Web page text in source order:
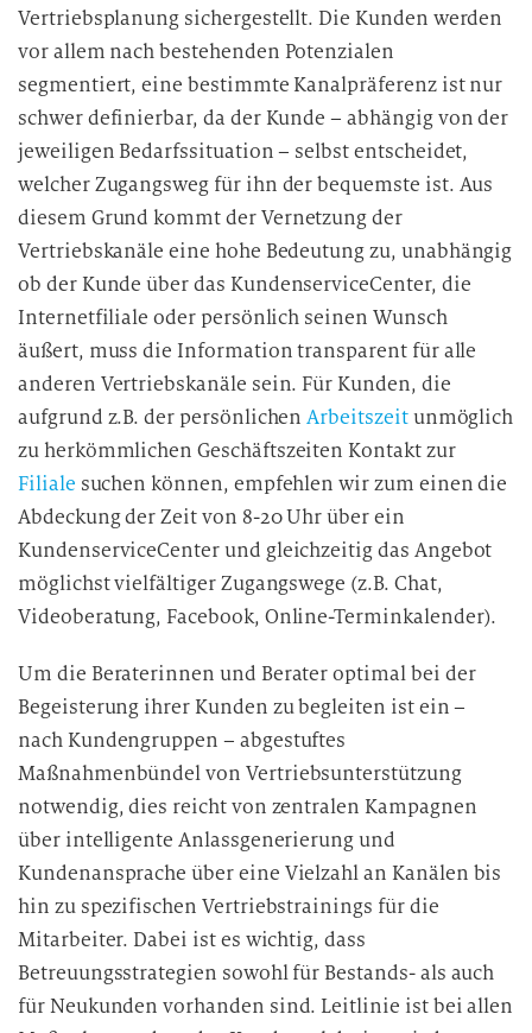
Vertriebsplanung sichergestellt. Die Kunden werden
vor allem nach bestehenden Potenzialen
segmentiert, eine bestimmte Kanalpräferenz ist nur
schwer definierbar, da der Kunde – abhängig von der
jeweiligen Bedarfssituation – selbst entscheidet,
welcher Zugangsweg für ihn der bequemste ist. Aus
diesem Grund kommt der Vernetzung der
Vertriebskanäle eine hohe Bedeutung zu, unabhängig
ob der Kunde über das KundenserviceCenter, die
Internetfiliale oder persönlich seinen Wunsch
äußert, muss die Information transparent für alle
anderen Vertriebskanäle sein. Für Kunden, die
aufgrund z.B. der persönlichenArbeitszeitunmöglich
zu herkömmlichen Geschäftszeiten Kontakt zur
Filiale suchen können, empfehlen wir zum einen die
Abdeckung der Zeit von 8-20 Uhr über ein
KundenserviceCenter und gleichzeitig das Angebot
möglichst vielfältiger Zugangswege (z.B. Chat,
Videoberatung, Facebook, Online-Terminkalender).
Um die Beraterinnen und Berater optimal bei der
Begeisterung ihrer Kunden zu begleiten ist ein –
nach Kundengruppen – abgestuftes
Maßnahmenbündel von Vertriebsunterstützung
notwendig, dies reicht von zentralen Kampagnen
über intelligente Anlassgenerierung und
Kundenansprache über eine Vielzahl an Kanälen bis
hin zu spezifischen Vertriebstrainings für die
Mitarbeiter. Dabei ist es wichtig, dass
Betreuungsstrategien sowohl für Bestands- als auch
für Neukunden vorhanden sind. Leitlinie ist bei allen